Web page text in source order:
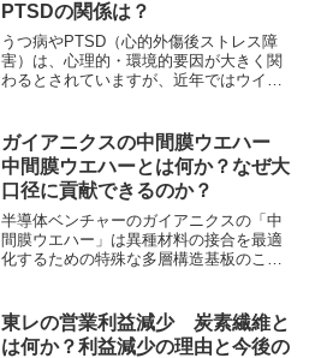
PTSDの関係は？
うつ病やPTSD（心的外傷後ストレス障
害）は、心理的・環境的要因が大きく関
わるとされていますが、近年ではウイル
す。PTSDはうつ病のように特定のウイル
ス遺伝子が直接的な病態を形成するわけ
ではありませんが、神経炎症などがPTSD
につながる可能性が示唆されています。
ガイアニクスの中間膜ウエハー
中間膜ウエハーとは何か？なぜ大
口径に貢献できるのか？
半導体ベンチャーのガイアニクスの「中
間膜ウエハー」は異種材料の接合を最適
化するための特殊な多層構造基板のこと
のかやEVでの応用が期待される理由を知
ることができます。
東レの営業利益減少 炭素繊維と
は何か？利益減少の理由と今後の